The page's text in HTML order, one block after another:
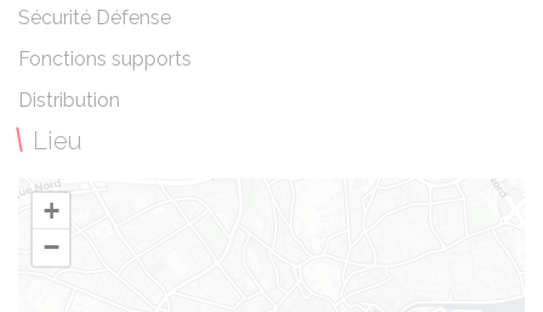
Sécurité Défense
Fonctions supports
Distribution
Lieu
+
−